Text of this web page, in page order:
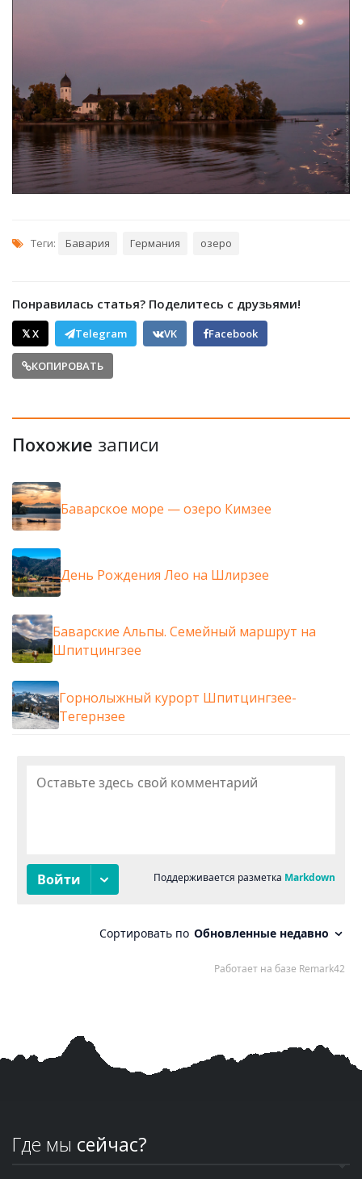
Теги: Бавария Германия озеро
Понравилась статья? Поделитесь с друзьями!
𝕏 X Telegram VK Facebook
КОПИРОВАТЬ
Похожие записи
Баварское море — озеро Кимзее
День Рождения Лео на Шлирзее
Баварские Альпы. Семейный маршрут на
Шпитцингзее
Горнолыжный курорт Шпитцингзее-
Тегернзее
Где мы сейчас?